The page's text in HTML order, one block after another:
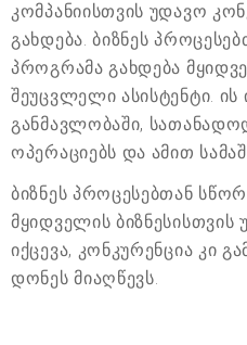
კომპანიისთვის უდავო
გახდება. ბიზნეს
პროგრამა გახდება
შეუცვლელი ასისტენტი. ის
განმავლობაში,
ოპერაციებს და ამით
ბიზნეს პროცესებთან
მყიდველის
იქცევა, კონკურენცია კი
დონეს მიაღწევს.